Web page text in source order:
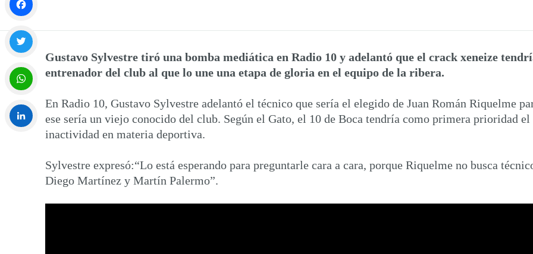
Gustavo Sylvestre tiró una bomba mediática en Radio 10 y adelantó que el crack xeneize
entrenador del club al que lo une una etapa de gloria en el equipo de la ribera.
En Radio 10, Gustavo Sylvestre adelantó el técnico que sería el elegido de Juan Román Riquelme
ese sería un viejo conocido del club. Según el Gato, el 10 de Boca tendría como primera prioridad
inactividad en materia deportiva.
Sylvestre expresó:“Lo está esperando para preguntarle cara a cara, porque Riquelme no busca
Diego Martínez y Martín Palermo”.
Facebook
Twitter
WhatsApp